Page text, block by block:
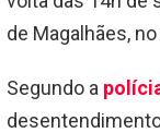
de Magalhães,
Segundo a